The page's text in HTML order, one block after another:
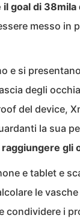
goal di 38mila
messo in
e si
degli
del device,
la sua
gli
e tablet e
le
condividere i